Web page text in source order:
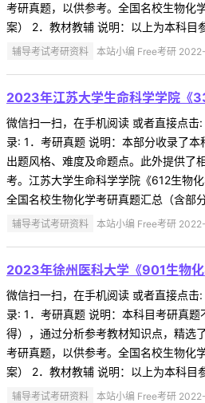
考研真题，以供参考。全国名校生物化
案） 2．教材教辅 说明：以上为本科目
辅导考试考研资料 本站小编 Free考研
2023年江苏大学生命科学学院《
微信扫一扫，在手机阅读 或者直接点击
录: 1．考研真题 说明：本部分收录了
出题风格、难度及命题点。此外提供了
考。江苏大学生命科学学院《612生物
全国名校生物化学考研真题汇总（含部
辅导考试考研资料 本站小编 Free考研
2023年徐州医科大学《901生物
微信扫一扫，在手机阅读 或者直接点击
录: 1．考研真题 说明：本科目考研真
得），通过分析参考教材知识点，精选
考研真题，以供参考。全国名校生物化
案） 2．教材教辅 说明：以上为本科目
辅导考试考研资料 本站小编 Free考研